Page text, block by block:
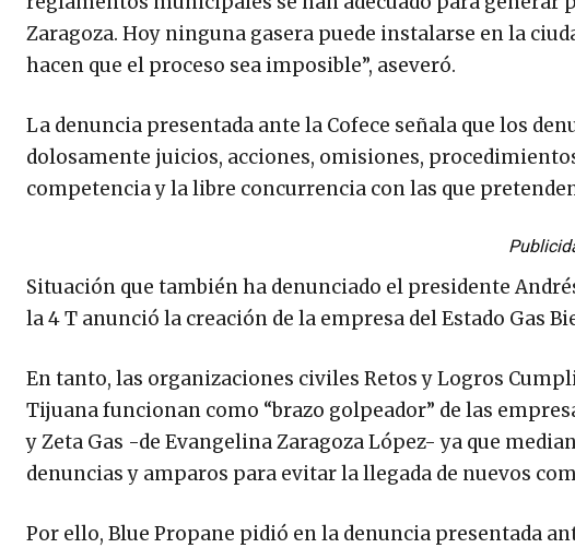
Zaragoza. Hoy ninguna gasera puede instalarse en la
hacen que el proceso sea imposible”, aseveró.
La denuncia presentada ante la Cofece señala que los
dolosamente juicios, acciones, omisiones,
competencia y la libre concurrencia con las que
Situación que también ha denunciado el presidente
la 4 T anunció la creación de la empresa del Estado Gas
En tanto, las organizaciones civiles Retos y Logros
Tijuana funcionan como “brazo golpeador” de las
y Zeta Gas -de Evangelina Zaragoza López- ya que
denuncias y amparos para evitar la llegada de nuevos
Por ello, Blue Propane pidió en la denuncia presentada